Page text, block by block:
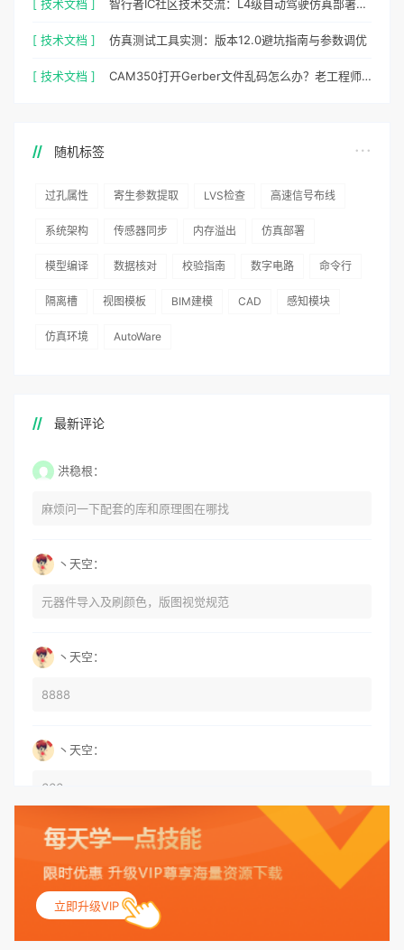
[ 技术文档 ] 智行者IC社区技术交流：L4级自动驾驶仿真部署实操指南
[ 技术文档 ] 仿真测试工具实测：版本12.0避坑指南与参数调优
[ 技术文档 ] CAM350打开Gerber文件乱码怎么办？老工程师实测避坑指南
随机标签
过孔属性 寄生参数提取 LVS检查 高速信号布线
系统架构 传感器同步 内存溢出 仿真部署
模型编译 数据核对 校验指南 数字电路 命令行
隔离槽 视图模板 BIM建模 CAD 感知模块
仿真环境 AutoWare
最新评论
洪稳根：
麻烦问一下配套的库和原理图在哪找
丶天空：
元器件导入及刷颜色，版图视觉规范
丶天空：
8888
丶天空：
666
丶天空：
555
立即升级VIP